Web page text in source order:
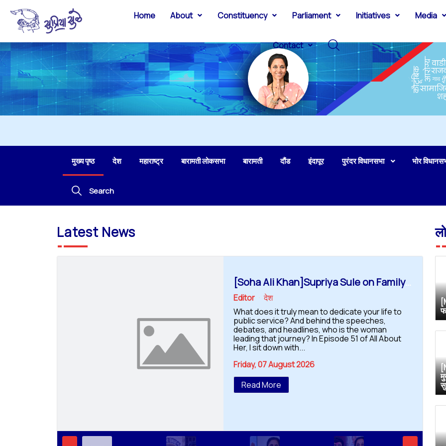
Home About Constituency Parliament Initiatives Media
Contact
मुख्य पृष्ठ देश महाराष्ट्र बारामती लोकसभा बारामती दौंड इंदापूर पुरंदर विधानसभा भोर
Search
Latest News
[Soha Ali Khan]Supriya Sule on Family, Power & Politics | Soha Ali Khan | Supriya Sule | All About Her
Editor
देश
What does it truly mean to dedicate your life to
public service? And behind the speeches,
debates, and headlines, who is the woman
leading that journey? In Episode 51 of All About
Her, I sit down with...
Friday, 07 August 2026
Read More